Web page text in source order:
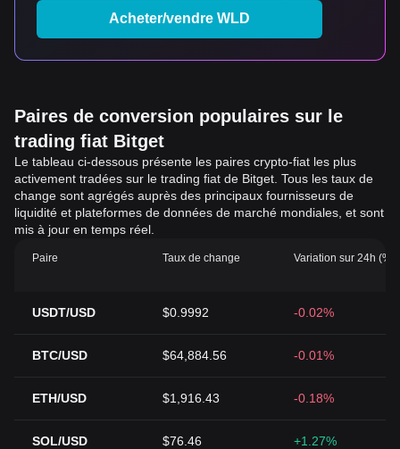
Acheter/vendre WLD
Paires de conversion populaires sur le
trading fiat Bitget
Le tableau ci-dessous présente les paires crypto-fiat les plus
activement tradées sur le trading fiat de Bitget. Tous les taux de
change sont agrégés auprès des principaux fournisseurs de
liquidité et plateformes de données de marché mondiales, et sont
mis à jour en temps réel.
Paire Taux de change Variation sur 24h (%)
USDT/USD $0.9992 -0.02%
BTC/USD $64,884.56 -0.01%
ETH/USD $1,916.43 -0.18%
SOL/USD $76.46 +1.27%